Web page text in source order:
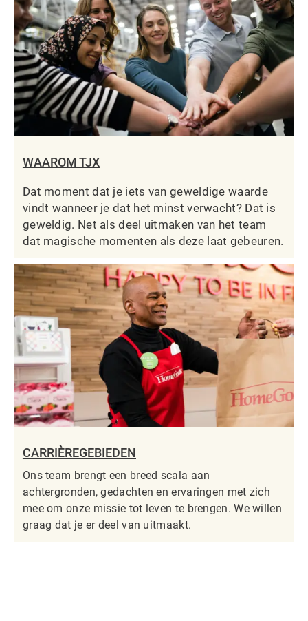
WAAROM TJX
Dat moment dat je iets van geweldige waarde
vindt wanneer je dat het minst verwacht? Dat is
geweldig. Net als deel uitmaken van het team
dat magische momenten als deze laat gebeuren.
CARRIÈREGEBIEDEN
Ons team brengt een breed scala aan
achtergronden, gedachten en ervaringen met zich
mee om onze missie tot leven te brengen. We willen
graag dat je er deel van uitmaakt.